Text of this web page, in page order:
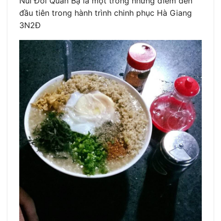
đầu tiên trong hành trình chinh phục Hà Giang
3N2Đ